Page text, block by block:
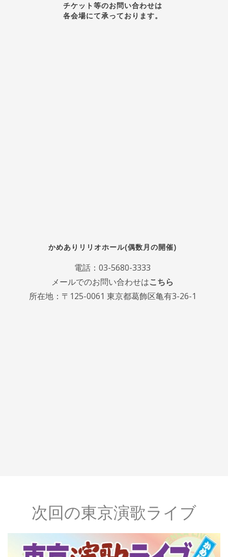
チケット等のお問い合わせは
各会場にて承っております。
かめありリリオホール(偶数月の開催)
電話：03-5680-3333
メールでのお問い合わせはこちら
所在地：〒125-0061 東京都葛飾区亀有3-26-1
次回の東京演歌ライブ